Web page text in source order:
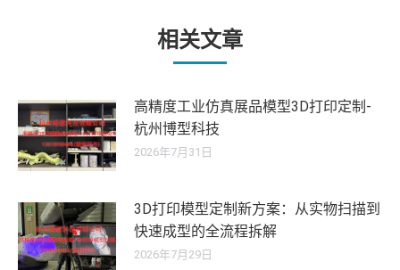
相关文章
高精度工业仿真展品模型3D打印定制-
杭州博型科技
2026年7月31日
3D打印模型定制新方案：从实物扫描到
快速成型的全流程拆解
2026年7月29日